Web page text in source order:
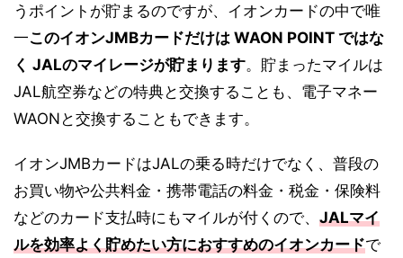
うポイントが貯まるのですが、イオンカードの中で唯
一このイオンJMBカードだけは WAON POINT ではな
く JALのマイレージが貯まります。貯まったマイルは
JAL航空券などの特典と交換することも、電子マネー
WAONと交換することもできます。
イオンJMBカードはJALの乗る時だけでなく、普段の
お買い物や公共料金・携帯電話の料金・税金・保険料
などのカード支払時にもマイルが付くので、 JALマイ
ルを効率よく貯めたい方におすすめのイオンカードで